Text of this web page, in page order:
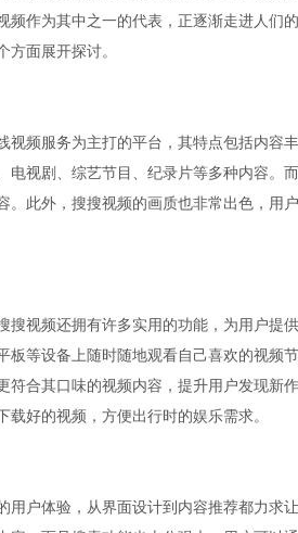
频作为其中之一的代表，正逐渐走进人们
方面展开探讨。
视频服务为主打的平台，其特点包括内容
电视剧、综艺节目、纪录片等多种内容。
。此外，搜搜视频的画质也非常出色，用
搜视频还拥有许多实用的功能，为用户提
板等设备上随时随地观看自己喜欢的视频
符合其口味的视频内容，提升用户发现新
载好的视频，方便出行时的娱乐需求。
用户体验，从界面设计到内容推荐都力求